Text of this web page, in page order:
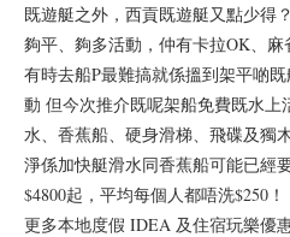
既遊艇之外，西貢既遊艇又點少得
夠平、夠多活動，仲有卡拉OK、
有時去船P最難搞就係搵到架平啲
動 但今次推介既呢架船免費既水
水、香蕉船、硬身滑梯、飛碟及獨
淨係加快艇滑水同香蕉船可能已經
$4800起，平均每個人都唔洗$250
更多本地度假 IDEA 及住宿玩樂優